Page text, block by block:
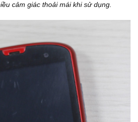
cảm giác thoải mái khi sử dụng.